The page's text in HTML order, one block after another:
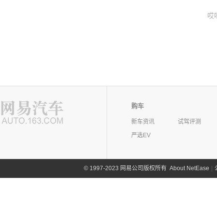
哎
购车
新车资讯
试驾评测
严选EV
©1997-2023 网易公司版权所有 About NetEase